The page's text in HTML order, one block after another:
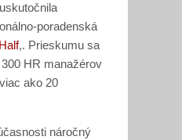
poradenská
,. Prieskumu sa
HR manažérov
ako 20
náročný